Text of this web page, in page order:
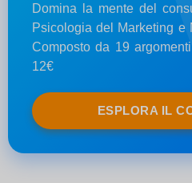
Domina la mente del
Psicologia del Marketing e
Composto da 19
12€
ESPLORA IL